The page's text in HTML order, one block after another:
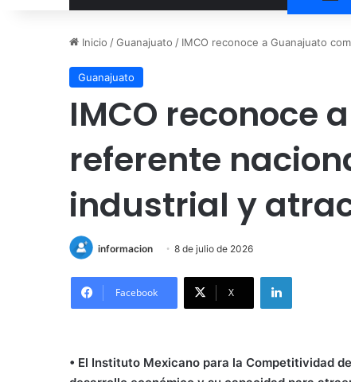
Inicio /Guanajuato / IMCO reconoce a Guanajuato
Guanajuato
IMCO reconoce
referente
industrial y
informacion 8 de julio de 2026
Facebook X
LinkedIn
• El Instituto Mexicano para la Competitividad